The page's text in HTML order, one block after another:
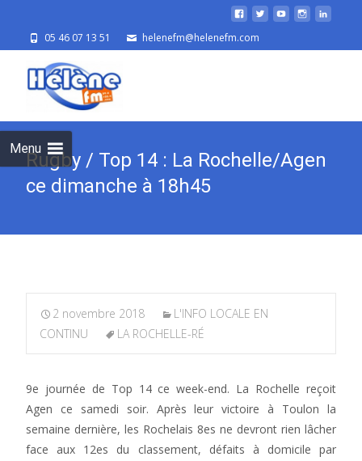
05 46 07 13 51 helenefm@helenefm.com
Menu
Rugby / Top 14 : La Rochelle/Agen
ce dimanche à 18h45
2 novembre 2018
L'INFO LOCALE EN
CONTINU
LA ROCHELLE-RÉ
9e journée de Top 14 ce week-end. La Rochelle reçoit
Agen ce samedi soir. Après leur victoire à Toulon la
semaine dernière, les Rochelais 8es ne devront rien lâcher
face aux 12es du classement, défaits à domicile par